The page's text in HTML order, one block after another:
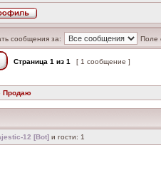
сообщения за: Поле
Страница 1 из 1 [ 1 сообщение ]
Продаю
12 [Bot] и гости: 1